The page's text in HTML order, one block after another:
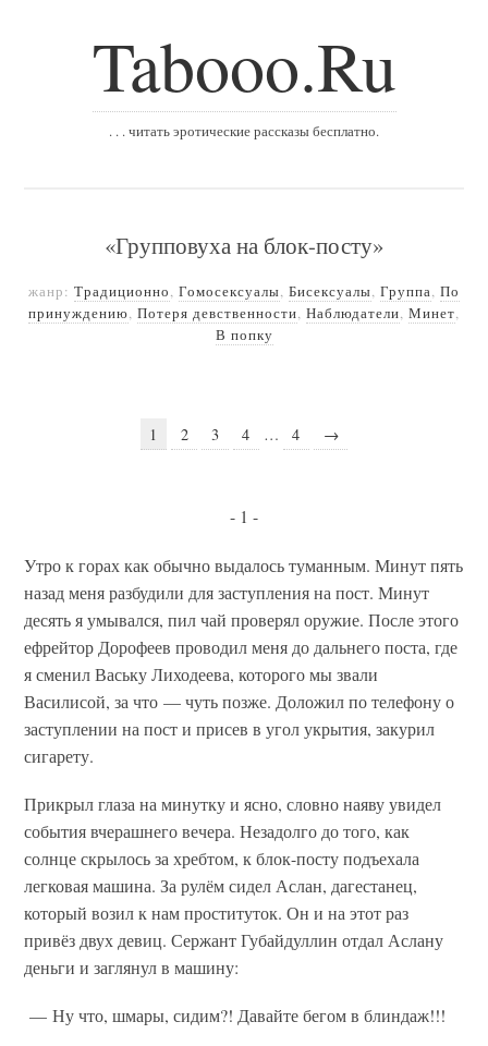
Tabooo.Ru
. . . читать эротические рассказы бесплатно.
«Групповуха на блок-посту»
жанр: Традиционно, Гомосексуалы, Бисексуалы, Группа, По
принуждению, Потеря девственности, Наблюдатели, Минет,
В попку
1 2 3 4 … 4 →
- 1 -
Утро к горах как обычно выдалось туманным. Минут пять
назад меня разбудили для заступления на пост. Минут
десять я умывался, пил чай проверял оружие. После этого
ефрейтор Дорофеев проводил меня до дальнего поста, где
я сменил Ваську Лиходеева, которого мы звали
Василисой, за что — чуть позже. Доложил по телефону о
заступлении на пост и присев в угол укрытия, закурил
сигарету.
Прикрыл глаза на минутку и ясно, словно наяву увидел
события вчерашнего вечера. Незадолго до того, как
солнце скрылось за хребтом, к блок-посту подъехала
легковая машина. За рулём сидел Аслан, дагестанец,
который возил к нам проституток. Он и на этот раз
привёз двух девиц. Сержант Губайдуллин отдал Аслану
деньги и заглянул в машину:
— Ну что, шмары, сидим?! Давайте бегом в блиндаж!!!